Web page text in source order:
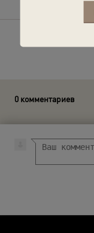
0 комментариев